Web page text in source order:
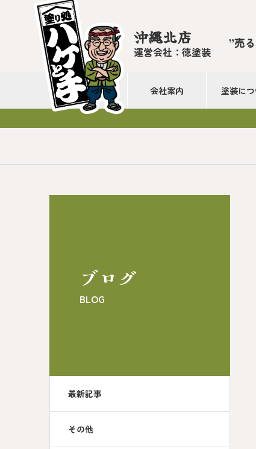
沖縄北店
運営会社：徳塗装
”売
会社案内 塗装に
ブログ
BLOG
最新記事
その他